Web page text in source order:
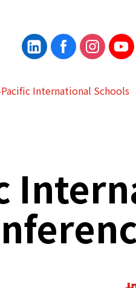
Pacific International Schools